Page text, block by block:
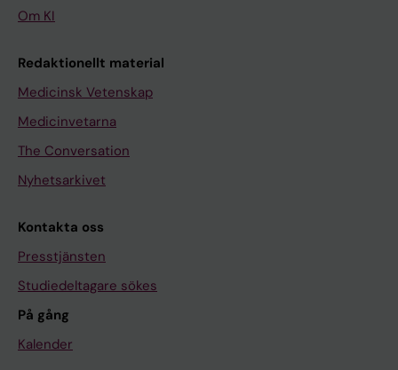
Om KI
Redaktionellt material
Medicinsk Vetenskap
Medicinvetarna
The Conversation
Nyhetsarkivet
Kontakta oss
Presstjänsten
Studiedeltagare sökes
På gång
Kalender